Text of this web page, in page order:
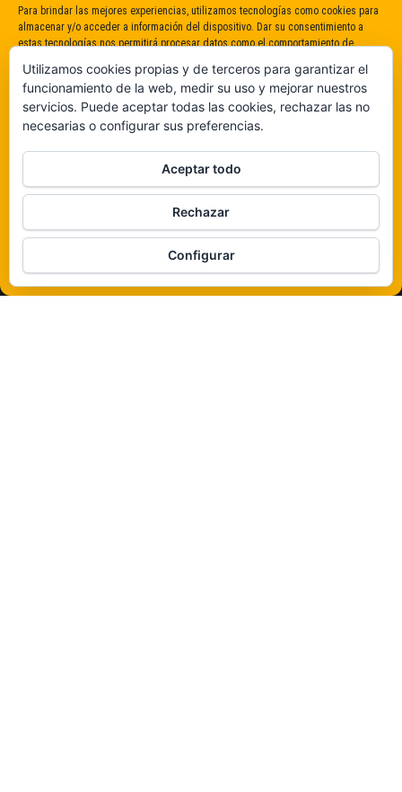
Para brindar las mejores experiencias, utilizamos tecnologías como cookies para
almacenar y/o acceder a información del dispositivo. Dar su consentimiento a
estas tecnologías nos permitirá procesar datos como el comportamiento de
consentimiento puede afectar negativamente a determinadas características y
funciones.
De ninguna manera
Veámos que hay aquí
Política de cookies
Funciona gracias aWordPress |Tema:Envo Magazine
Utilizamos cookies propias y de terceros para garantizar el
funcionamiento de la web, medir su uso y mejorar nuestros
servicios. Puede aceptar todas las cookies, rechazar las no
necesarias o configurar sus preferencias.
Aceptar todo
Rechazar
Configurar